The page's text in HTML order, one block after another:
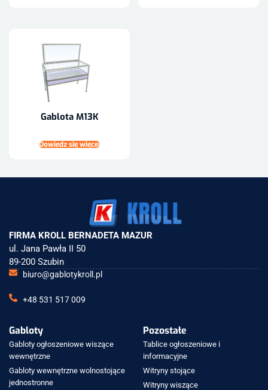
Gablota M13K
Dowiedz się więcej
FIRMA KROLL BERNADETA MAZUR
ul. Jana Pawła II 50
89-200 Szubin
biuro@gablotykroll.pl
+48 531 517 009
Gabloty
Gabloty ogłoszeniowe wiszące
wewnętrzne
Gabloty wewnętrzne wolnostojące
jednostronne
Pozostałe
Tablice ogłoszeniowe i
informacyjne
Witryny stojące
Witryny wiszące